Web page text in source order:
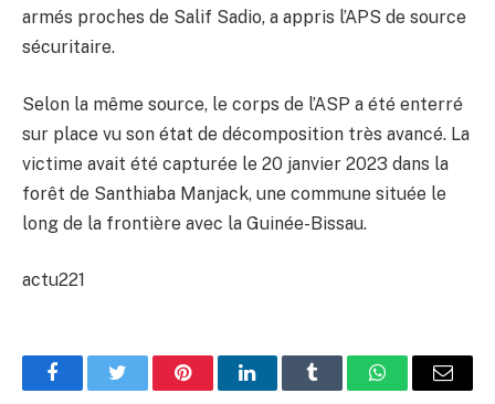
armés proches de Salif Sadio, a appris l’APS de source
sécuritaire.
Selon la même source, le corps de l’ASP a été enterré
sur place vu son état de décomposition très avancé. La
victime avait été capturée le 20 janvier 2023 dans la
forêt de Santhiaba Manjack, une commune située le
long de la frontière avec la Guinée-Bissau.
actu221
FacebookTwitter PinterestLinkedInTumblr WhatsAppEmail